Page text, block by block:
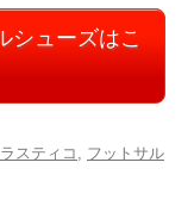
シューズはこ
スティコ , フットサル